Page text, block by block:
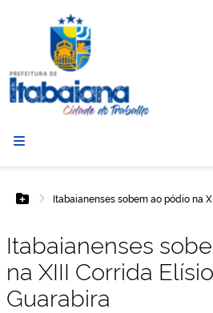
Botão Menu
Itabaianenses sobem ao pódio na
Itabaianenses
na XIII Corrida
Guarabira